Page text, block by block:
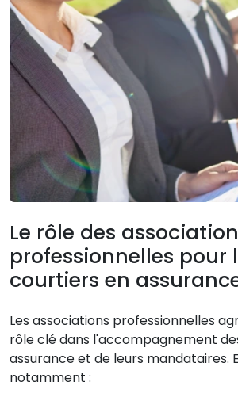
Le rôle des
professionnelles pour
courtiers en
Les associations professionnelles
rôle clé dans l'accompagnement
assurance et de leurs mandataires.
notamment :